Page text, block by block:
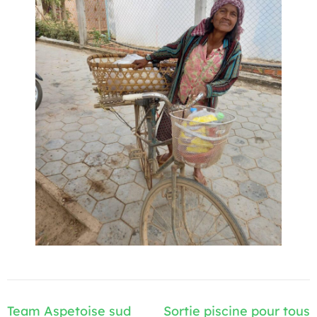
Navigation
Team Aspetoise sud
Sortie piscine pour tous